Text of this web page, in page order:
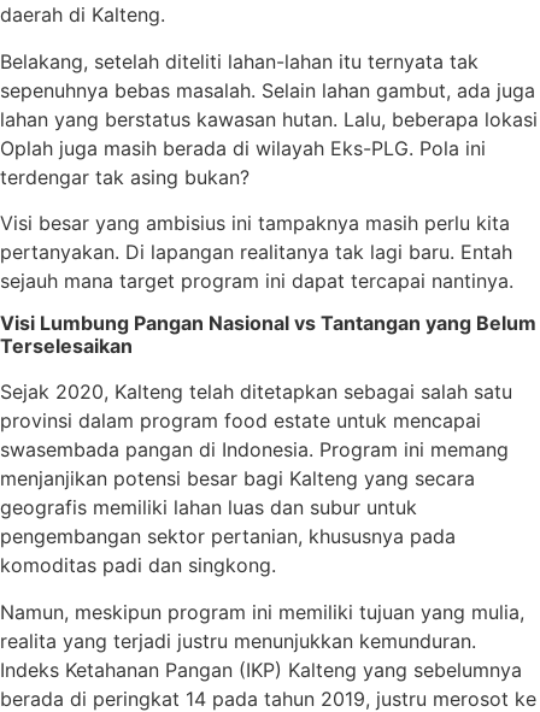
daerah di Kalteng.
Belakang, setelah diteliti lahan-lahan itu ternyata tak
sepenuhnya bebas masalah. Selain lahan gambut, ada juga
lahan yang berstatus kawasan hutan. Lalu, beberapa lokasi
Oplah juga masih berada di wilayah Eks-PLG. Pola ini
terdengar tak asing bukan?
Visi besar yang ambisius ini tampaknya masih perlu kita
pertanyakan. Di lapangan realitanya tak lagi baru. Entah
sejauh mana target program ini dapat tercapai nantinya.
Visi Lumbung Pangan Nasional vs Tantangan yang Belum
Terselesaikan
Sejak 2020, Kalteng telah ditetapkan sebagai salah satu
provinsi dalam program food estate untuk mencapai
swasembada pangan di Indonesia. Program ini memang
menjanjikan potensi besar bagi Kalteng yang secara
geografis memiliki lahan luas dan subur untuk
pengembangan sektor pertanian, khususnya pada
komoditas padi dan singkong.
Namun, meskipun program ini memiliki tujuan yang mulia,
realita yang terjadi justru menunjukkan kemunduran.
Indeks Ketahanan Pangan (IKP) Kalteng yang sebelumnya
berada di peringkat 14 pada tahun 2019, justru merosot ke